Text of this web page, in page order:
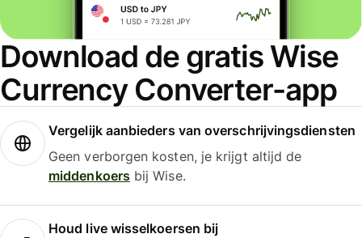
Download de gratis Wise
Currency Converter-app
Vergelijk aanbieders van overschrijvingsdiensten
Geen verborgen kosten, je krijgt altijd de
middenkoersbij Wise.
Houd live wisselkoersen bij